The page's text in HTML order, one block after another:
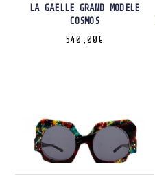
LA GAELLE GRAND MODELE
COSMOS
540,00 €